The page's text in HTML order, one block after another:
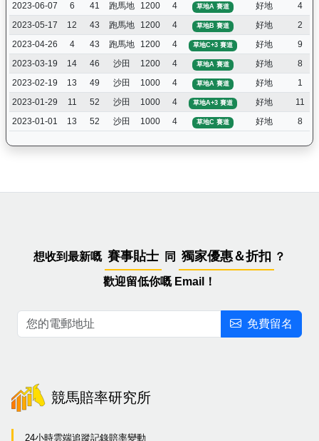
2023-06-07
6 41 跑馬地 1200 4 草地A 賽道 好地 4
2023-05-17
12 43 跑馬地 1200 4 草地B 賽道 好地 2
2023-04-26
4 43 跑馬地 1200 4 草地C+3 賽道 好地 9
2023-03-19
14 46 沙田 1200 4 草地A 賽道 好地 8
2023-02-19
13 49 沙田 1000 4 草地A 賽道 好地 1
2023-01-29
11 52 沙田 1000 4 草地A+3 賽道 好地 11
2023-01-01
13 52 沙田 1000 4 草地C 賽道 好地 8
想收到最新嘅 賽事貼士 同 獨家優惠＆折扣 ？
歡迎留低你嘅 Email！
免費留名
競馬賠率研究所
24小時雲端追蹤記錄賠率變動